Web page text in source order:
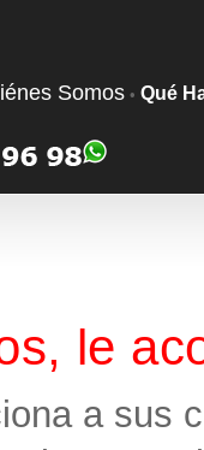
Somos • Qué
le
a sus